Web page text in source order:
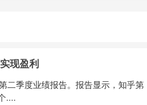
现盈利
二季度业绩报告。报告显示，知乎第
....